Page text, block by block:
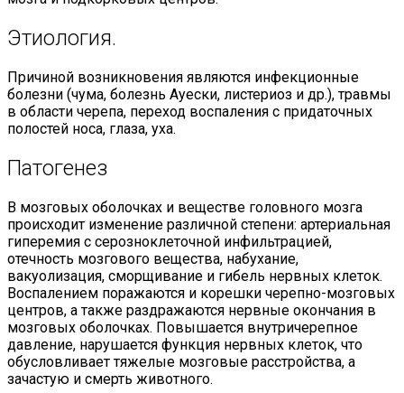
Этиология.
Причиной возникновения являются инфекционные
болезни (чума, болезнь Ауески, листериоз и др.), травмы
в области черепа, переход воспаления с придаточных
полостей носа, глаза, уха.
Патогенез
В мозговых оболочках и веществе головного мозга
происходит изменение различной степени: артериальная
гиперемия с серозноклеточной инфильтрацией,
отечность мозгового вещества, набухание,
вакуолизация, сморщивание и гибель нервных клеток.
Воспалением поражаются и корешки черепно-мозговых
центров, а также раздражаются нервные окончания в
мозговых оболочках. Повышается внутричерепное
давление, нарушается функция нервных клеток, что
обусловливает тяжелые мозговые расстройства, а
зачастую и смерть животного.